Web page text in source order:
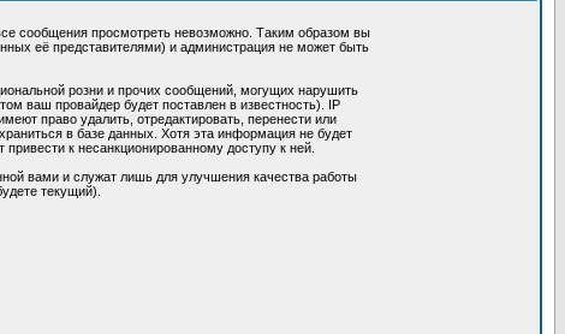
сообщения просмотреть невозможно. Таким образом вы
её представителями) и администрация не может быть
розни и прочих сообщений, могущих нарушить
ваш провайдер будет поставлен в известность). IP
право удалить, отредактировать, перенести или
в базе данных. Хотя эта информация не будет
к несанкционированному доступу к ней.
вами и служат лишь для улучшения качества работы
текущий).